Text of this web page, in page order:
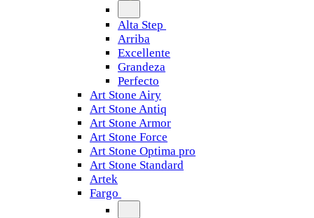
Alta Step
Arriba
Excellente
Grandeza
Perfecto
Art Stone Airy
Art Stone Antiq
Art Stone Armor
Art Stone Force
Art Stone Optima pro
Art Stone Standard
Artek
Fargo